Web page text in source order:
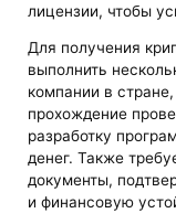
лицензии, чтобы
Для получения
выполнить
компании в
прохождение
разработку
денег. Также
документы,
и финансовую